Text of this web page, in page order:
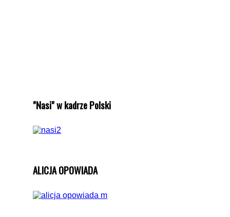
"Nasi" w kadrze Polski
ALICJA OPOWIADA